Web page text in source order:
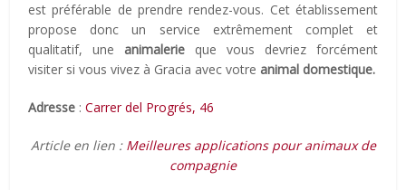
est préférable de prendre rendez-vous. Cet établissement
propose donc un service extrêmement complet et
qualitatif, une animalerie que vous devriez forcément
visiter si vous vivez à Gracia avec votre animal domestique.
Adresse :Carrer del Progrés, 46
Article en lien : Meilleures applications pour animaux de
compagnie